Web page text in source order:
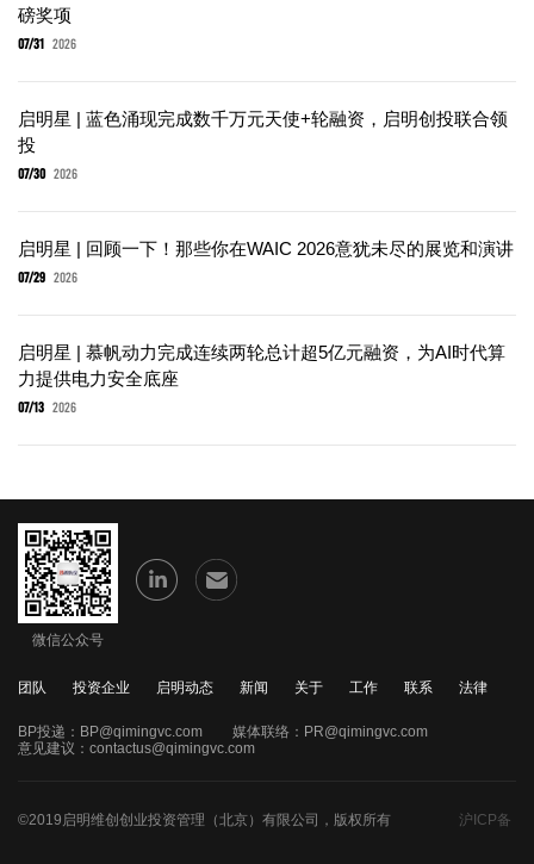
磅奖项
07/31 2026
启明星 | 蓝色涌现完成数千万元天使+轮融资，启明创投联合领
投
07/30 2026
启明星 | 回顾一下！那些你在WAIC 2026意犹未尽的展览和演讲
07/29 2026
启明星 | 慕帆动力完成连续两轮总计超5亿元融资，为AI时代算
力提供电力安全底座
07/13 2026
微信公众号
团队 投资企业 启明动态 新闻 关于 工作 联系 法律
BP投递： BP@qimingvc.com 媒体联络： PR@qimingvc.com
意见建议： contactus@qimingvc.com
©2019启明维创创业投资管理（北京）有限公司，版权所有 沪ICP备